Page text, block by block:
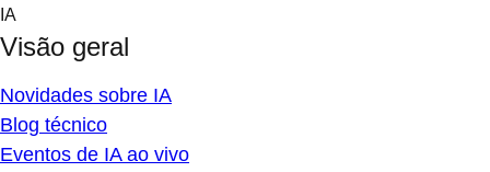
Skip
content
IA
Visão geral
Novidades sobre IA
Blog técnico
Eventos de IA ao vivo